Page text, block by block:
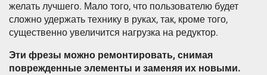
желать лучшего. Мало того, что пользователю будет
сложно удержать технику в руках, так, кроме того,
существенно увеличится нагрузка на редуктор.
Эти фрезы можно ремонтировать, снимая
поврежденные элементы и заменяя их новыми.